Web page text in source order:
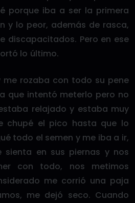
porque iba a ser la primera
y lo peor, además de rasca,
discapacitados. Pero en ese
lo último.
rozaba con todo su pene
que intentó meterlo pero no
relajado y estaba muy
chupé el pico hasta que lo
todo el semen y me iba a ir,
sienta en sus piernas y nos
con todo, nos metimos
me corrió una paja
me dejó seco. Cuando